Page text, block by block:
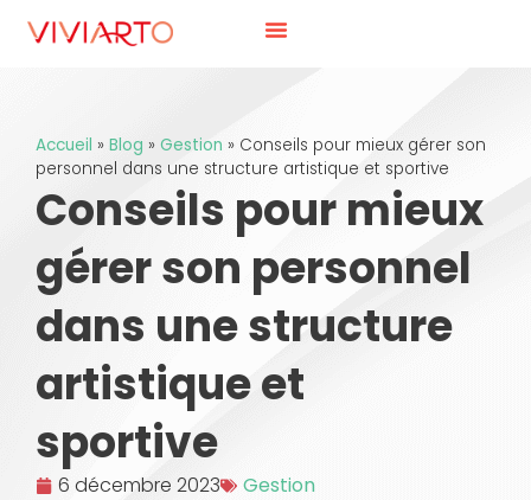
Accueil » Blog » Gestion » Conseils pour mieux gérer son
personnel dans une structure artistique et sportive
Conseils pour mieux
gérer son personnel
dans une structure
artistique et
sportive
6 décembre 2023 Gestion